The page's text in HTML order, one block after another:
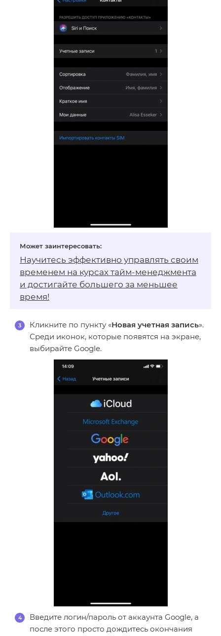
Научитесь эффективно управлять своим
временем на курсах тайм-менеджмента
и достигайте большего за меньшее
время!
Кликните по пункту «Новая учетная запись».
Среди иконок, которые появятся на экране,
выбирайте Google.
Введите логин/пароль от аккаунта Google, а
после этого просто дождитесь окончания